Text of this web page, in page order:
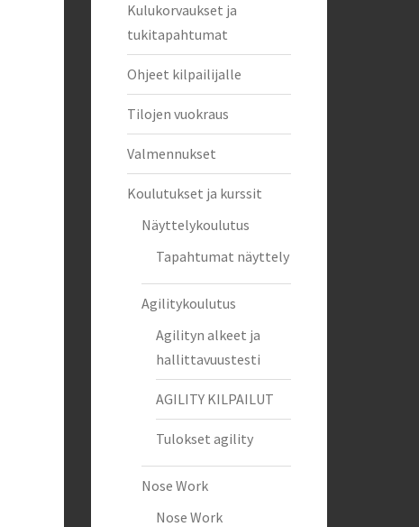
Kulukorvaukset ja
tukitapahtumat
Ohjeet kilpailijalle
Tilojen vuokraus
Valmennukset
Koulutukset ja kurssit
Näyttelykoulutus
Tapahtumat näyttely
Agilitykoulutus
Agilityn alkeet ja
hallittavuustesti
AGILITY KILPAILUT
Tulokset agility
Nose Work
Nose Work